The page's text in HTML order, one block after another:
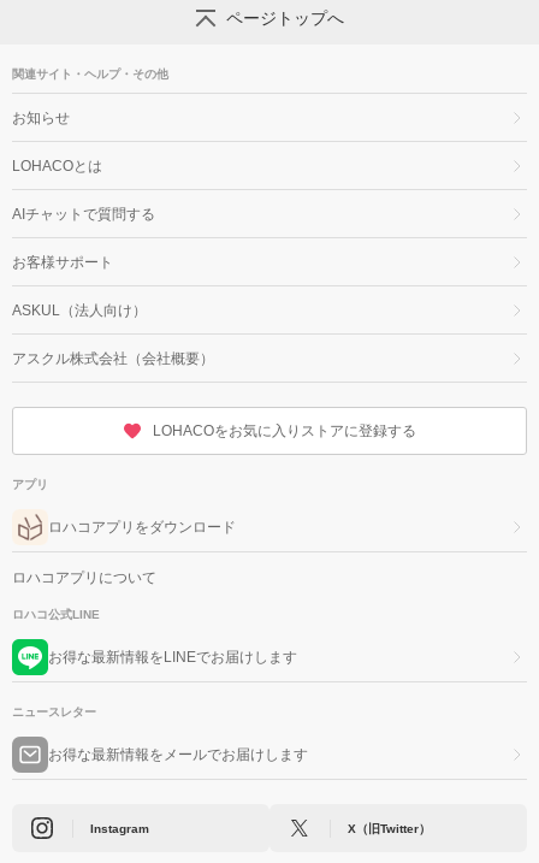
ページトップへ
関連サイト・ヘルプ・その他
お知らせ
LOHACOとは
AIチャットで質問する
お客様サポート
ASKUL（法人向け）
アスクル株式会社（会社概要）
LOHACOをお気に入りストアに登録する
アプリ
ロハコアプリをダウンロード
ロハコアプリについて
ロハコ公式LINE
お得な最新情報をLINEでお届けします
ニュースレター
お得な最新情報をメールでお届けします
Instagram X（旧Twitter）